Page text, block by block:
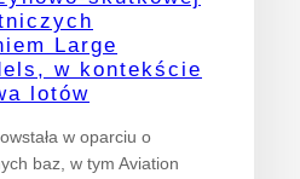
Large
w kontekście
lotów
w oparciu o
baz, w tym Aviation